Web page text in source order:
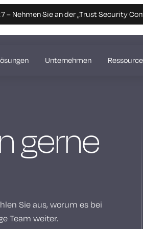
– Nehmen Sie an der „Trust Security
Unternehmen
gerne
Sie aus, worum es bei
Team weiter.